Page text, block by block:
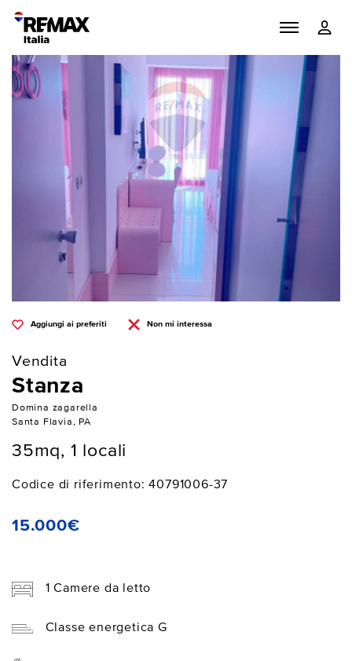
Aggiungi ai preferiti Non mi interessa
Vendita
Stanza
Domina zagarella
Santa Flavia, PA
35mq, 1 locali
Codice di riferimento: 40791006-37
15.000€
1 Camere da letto
Classe energetica G